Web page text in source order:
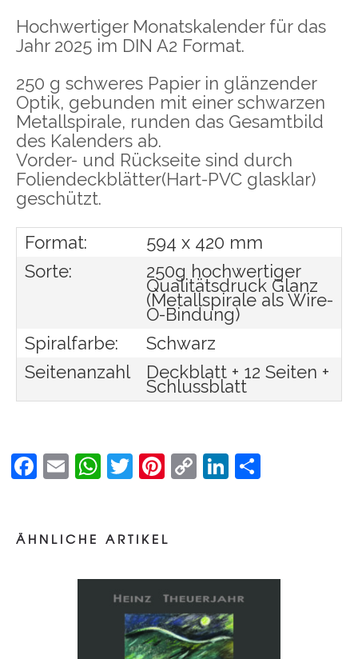
Hochwertiger Monatskalender für das
Jahr 2025 im DIN A2 Format.
250 g schweres Papier in glänzender
Optik, gebunden mit einer schwarzen
Metallspirale, runden das Gesamtbild
des Kalenders ab.
Vorder- und Rückseite sind durch
Foliendeckblätter(Hart-PVC glasklar)
geschützt.
Format:
594 x 420 mm
Sorte:
250g hochwertiger
Qualitätsdruck Glanz
(Metallspirale als Wire-
O-Bindung)
Spiralfarbe:
Schwarz
Seitenanzahl
Deckblatt + 12 Seiten +
Schlussblatt
Facebook
EmailWhatsApp
Twitter
Pinterest
CopyLinkedIn
ÄHNLICHE ARTIKEL
KALENDER THEUERJAHR – 2026